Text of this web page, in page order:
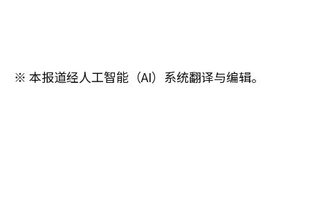
※ 本报道经人工智能（AI）系统翻译与编辑。